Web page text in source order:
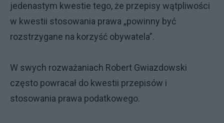
jedenastym kwestie tego, że przepisy wątpliwości
w kwestii stosowania prawa „powinny być
rozstrzygane na korzyść obywatela”.
W swych rozważaniach Robert Gwiazdowski
często powracał do kwestii przepisów i
stosowania prawa podatkowego.